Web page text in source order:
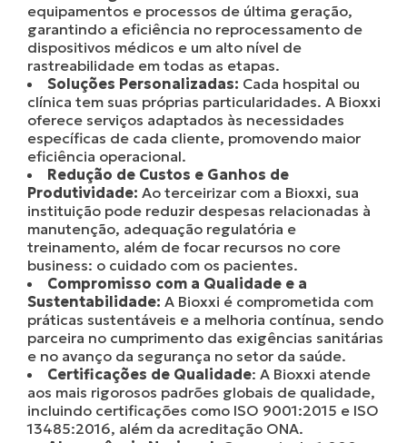
equipamentos e processos de última geração,
garantindo a eficiência no reprocessamento de
dispositivos médicos e um alto nível de
rastreabilidade em todas as etapas.
Soluções Personalizadas: Cada hospital ou
clínica tem suas próprias particularidades. A Bioxxi
oferece serviços adaptados às necessidades
específicas de cada cliente, promovendo maior
eficiência operacional.
Redução de Custos e Ganhos de
Produtividade: Ao terceirizar com a Bioxxi, sua
instituição pode reduzir despesas relacionadas à
manutenção, adequação regulatória e
treinamento, além de focar recursos no core
business: o cuidado com os pacientes.
Compromisso com a Qualidade e a
Sustentabilidade: A Bioxxi é comprometida com
práticas sustentáveis e a melhoria contínua, sendo
parceira no cumprimento das exigências sanitárias
e no avanço da segurança no setor da saúde.
Certificações de Qualidade: A Bioxxi atende
aos mais rigorosos padrões globais de qualidade,
incluindo certificações como ISO 9001:2015 e ISO
13485:2016, além da acreditação ONA.